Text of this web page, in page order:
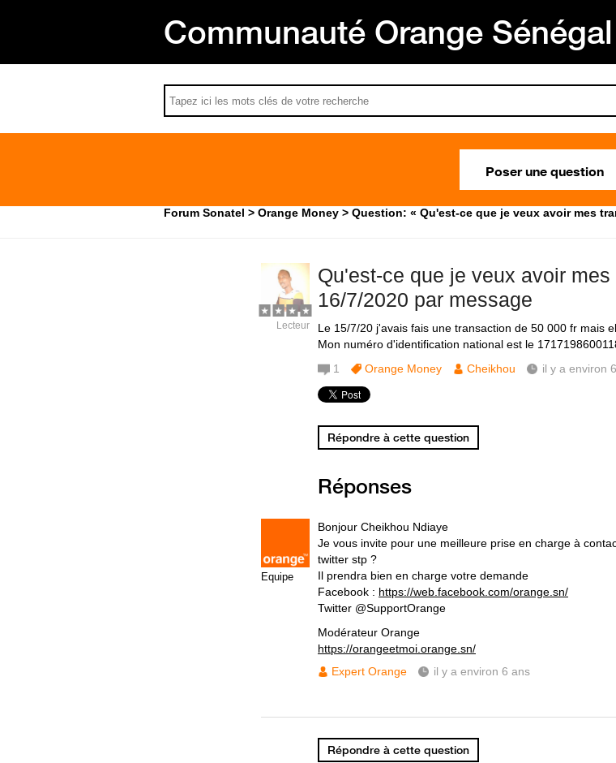
Communauté Orange Sénégal
Poser une question
Forum Sonatel Orange Money Question: « Qu'est-ce que je veux avoir mes
Qu'est-ce que je veux avoir
16/7/2020 par message
Le 15/7/20 j'avais fais une transaction de 50 000 fr mais
Mon numéro d'identification national est le
Lecteur
1 Orange Money Cheikhou il y a environ
Répondre à cette question
Réponses
Equipe
Bonjour Cheikhou Ndiaye
Je vous invite pour une meilleure prise en charge à
twitter stp ?
Il prendra bien en charge votre demande
Facebook : https://web.facebook.com/orange.sn/
Twitter @SupportOrange
Modérateur Orange
https://orangeetmoi.orange.sn/
Expert Orange
il y a environ 6 ans
Répondre à cette question